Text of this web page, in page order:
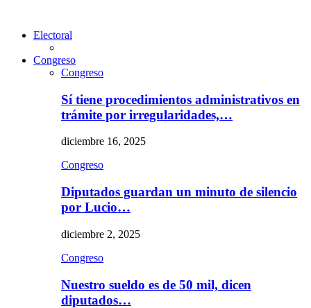
Electoral
Congreso
Congreso
Sí tiene procedimientos administrativos en
trámite por irregularidades,…
diciembre 16, 2025
Congreso
Diputados guardan un minuto de silencio
por Lucio…
diciembre 2, 2025
Congreso
Nuestro sueldo es de 50 mil, dicen
diputados…